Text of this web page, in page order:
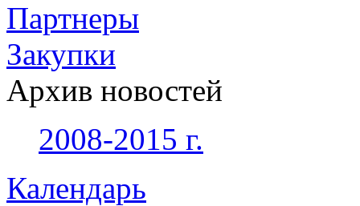
Партнеры
Закупки
Архив новостей
2008-2015 г.
Календарь